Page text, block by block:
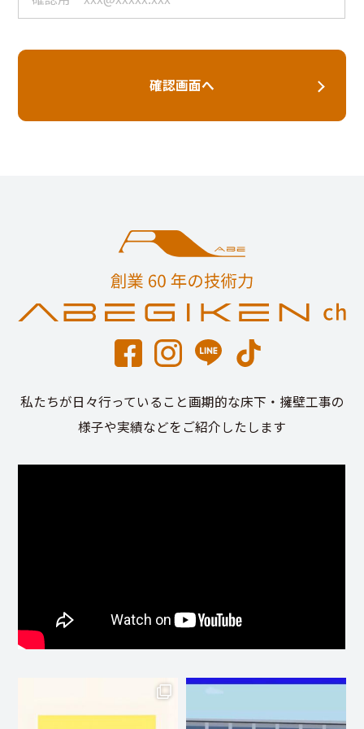
確認画面へ
私たちが日々行っていること画期的な床下・擁壁工事の
様子や実績などをご紹介したします